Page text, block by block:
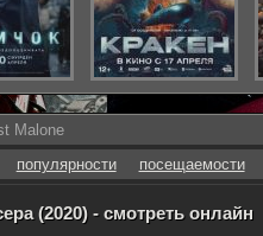
Malone
популярности посещаемости
(2020) - смотреть онлайн